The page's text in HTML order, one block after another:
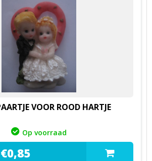
VOOR ROOD HARTJE
Op voorraad
€0,85